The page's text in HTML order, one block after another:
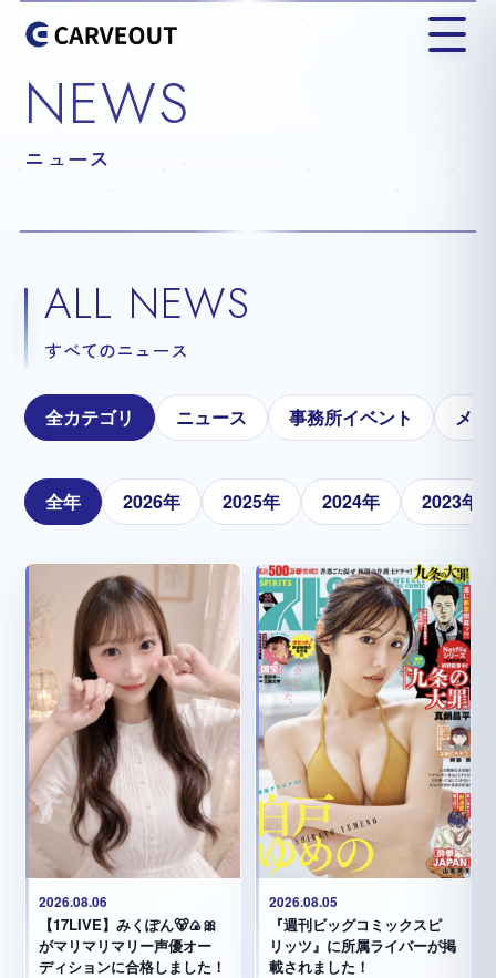
NEWS
ニュース
ALL NEWS
すべてのニュース
全カテゴリ ニュース 事務所イベント メ
全年 2026年 2025年 2024年 2023年
2026.08.06
【17LIVE】みくぽん🐻🍙🎀
がマリマリマリー声優オー
ディションに合格しました！
2026.08.05
『週刊ビッグコミックスピ
リッツ』に所属ライバーが掲
載されました！